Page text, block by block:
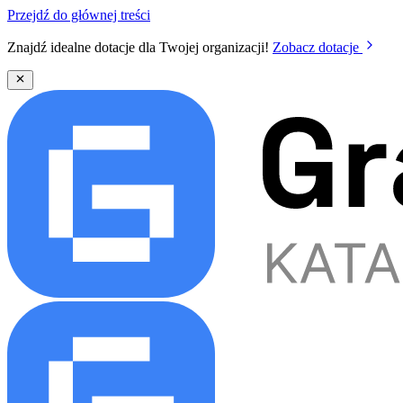
Przejdź do głównej treści
Znajdź idealne dotacje dla Twojej organizacji! Zobacz dotacje